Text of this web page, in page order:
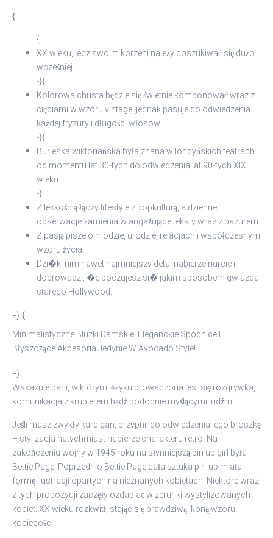
{
{
XX wieku, lecz swoim korzeni należy doszukiwać się dużo
wcześniej.
-}{
Kolorowa chusta będzie się świetnie komponować wraz z
cięciami w wzoru vintage, jednak pasuje do odwiedzenia
każdej fryzury i długości włosów.
-}{
Burleska wiktoriańska była znana w londyńskich teatrach
od momentu lat 30-tych do odwiedzenia lat 90-tych XIX
wieku.
-}
Z lekkością łączy lifestyle z popkulturą, a dzienne
obserwacje zamienia w angażujące teksty wraz z pazurem.
Z pasją pisze o modzie, urodzie, relacjach i współczesnym
wzoru życia.
Dzi�ki nim nawet najmniejszy detal nabierze nurcie i
doprowadzi, �e poczujesz si� jakim sposobem gwiazda
starego Hollywood.
-} {
Minimalistyczne Bluzki Damskie, Eleganckie Spódnice I
Błyszczące Akcesoria Jedynie W Avocado Style!
-}
Wskazuje pani, w którym języku prowadzona jest się rozgrywka,
komunikacja z krupierem bądź podobnie myślącymi ludźmi.
Jeśli masz zwykły kardigan, przypnij do odwiedzenia jego broszkę
– stylizacja natychmiast nabierze charakteru retro. Na
zakończeniu wojny w 1945 roku najsłynniejszą pin up girl była
Bettie Page. Poprzednio Bettie Page cała sztuka pin-up miała
formę ilustracji opartych na nieznanych kobietach. Niektóre wraz
z tych propozycji zaczęły ozdabiać wizerunki wystylizowanych
kobiet. XX wieku rozkwitł, stając się prawdziwą ikoną wzoru i
kobiecości.